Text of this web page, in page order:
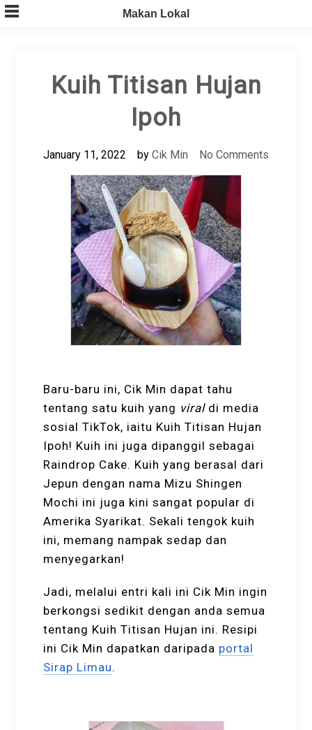
Skip
to
Makan Lokal
Kuih Titisan Hujan
Ipoh
January 11, 2022 by Cik Min No Comments
Baru-baru ini, Cik Min dapat tahu
tentang satu kuih yang viral di media
sosial TikTok, iaitu Kuih Titisan Hujan
Ipoh! Kuih ini juga dipanggil sebagai
Raindrop Cake. Kuih yang berasal dari
Jepun dengan nama Mizu Shingen
Mochi ini juga kini sangat popular di
Amerika Syarikat. Sekali tengok kuih
ini, memang nampak sedap dan
menyegarkan!
Jadi, melalui entri kali ini Cik Min ingin
berkongsi sedikit dengan anda semua
tentang Kuih Titisan Hujan ini. Resipi
ini Cik Min dapatkan daripada portal
Sirap Limau.